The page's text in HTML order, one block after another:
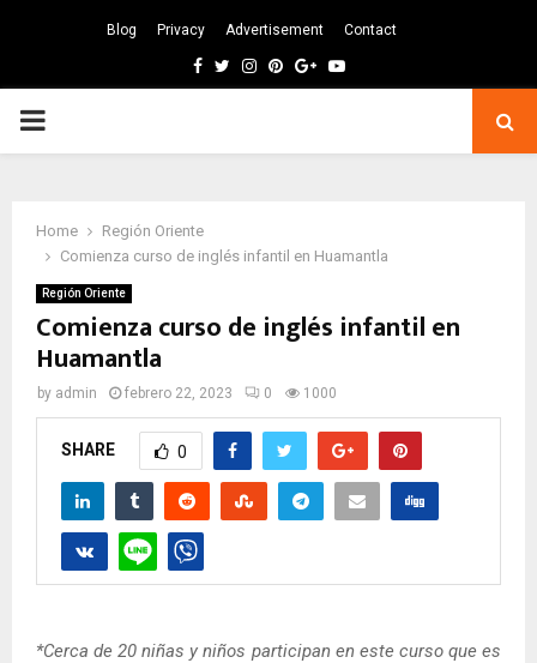
Blog Privacy Advertisement Contact
Facebook
TwitterInstagram
Pinterest
GoogleYoutube
PRIMARY
Home
Región Oriente
Comienza curso de inglés infantil en Huamantla
Región Oriente
Comienza curso de inglés infantil en
Huamantla
by admin febrero 22, 2023 0 1000
SHARE 0
*Cerca de 20 niñas y niños participan en este curso que es